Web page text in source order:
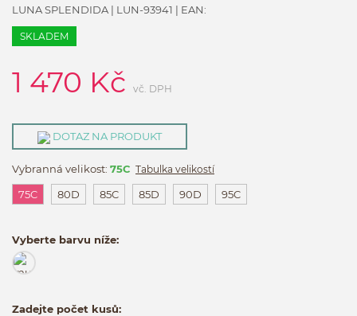
LUNA SPLENDIDA | LUN-93941 | EAN:
SKLADEM
1 470 Kč vč. DPH
DOTAZ NA PRODUKT
Vybranná velikost: 75C Tabulka velikostí
75C 80D 85C 85D 90D 95C
Vyberte barvu níže:
Zadejte počet kusů: